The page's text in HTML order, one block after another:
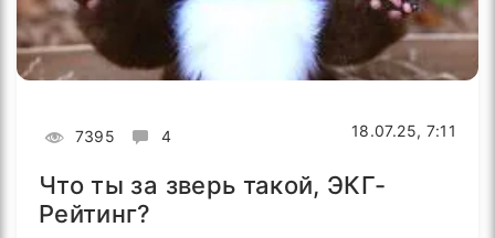
7395 4 18.07.25, 7:11
Что ты за зверь такой, ЭКГ-
Рейтинг?